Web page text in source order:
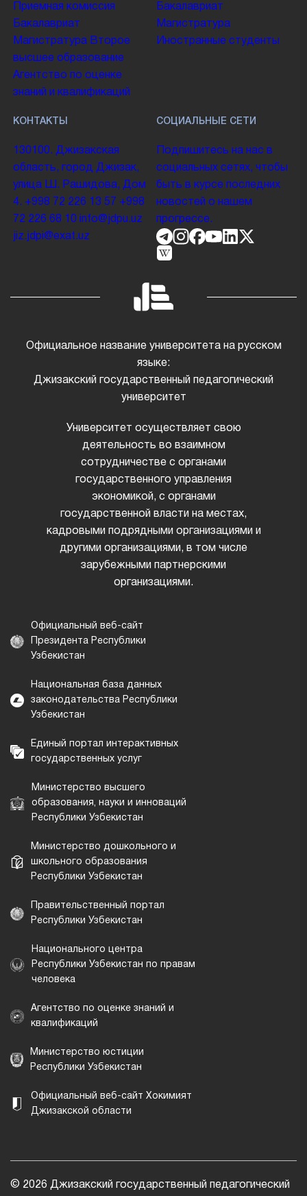
Приемная комиссия
Бакалавриат
Магистратура Второе
высшее образование
Агентство по оценке
знаний и квалификаций
Бакалавриат
Магистратура
Иностранные студенты
КОНТАКТЫ
130100. Джизакская
область, город Джизак,
улица Ш. Рашидова, Дом
4. +998 72 226 13 57 +998
72 226 68 10 info@jdpu.uz
jiz.jdpi@exat.uz
СОЦИАЛЬНЫЕ СЕТИ
Подпишитесь на нас в
социальных сетях, чтобы
быть в курсе последних
новостей о нашем
прогрессе.
Официальное название университета на русском
языке:
Джизакский государственный педагогический
университет
Университет осуществляет свою
деятельность во взаимном
сотрудничестве с органами
государственного управления
экономикой, с органами
государственной власти на местах,
кадровыми подрядными организациями и
другими организациями, в том числе
зарубежными партнерскими
организациями.
Официальный веб-сайт
Президента Республики
Узбекистан
Национальная база данных
законодательства Республики
Узбекистан
Единый портал интерактивных
государственных услуг
Министерство высшего
образования, науки и инноваций
Республики Узбекистан
Министерство дошкольного и
школьного образования
Республики Узбекистан
Правительственный портал
Республики Узбекистан
Национального центра
Республики Узбекистан по правам
человека
Агентство по оценке знаний и
квалификаций
Министерство юстиции
Республики Узбекистан
Официальный веб-сайт Хокимият
Джизакской области
© 2026 Джизакский государственный педагогический